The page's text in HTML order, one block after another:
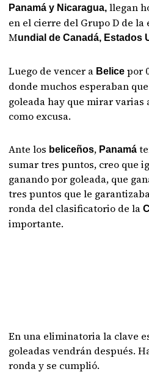
Panamá y Nicaragua, llegan
en el cierre del Grupo D de
Mundial de Canadá, Estados
Luego de vencer a Belice por
donde muchos esperaban que
goleada hay que mirar varias
como excusa.
Ante los beliceños, Panamá
sumar tres puntos, creo que
ganando por goleada, que
tres puntos que le
ronda del clasificatorio de la
importante.
En una eliminatoria la clave
goleadas vendrán después.
ronda y se cumplió.